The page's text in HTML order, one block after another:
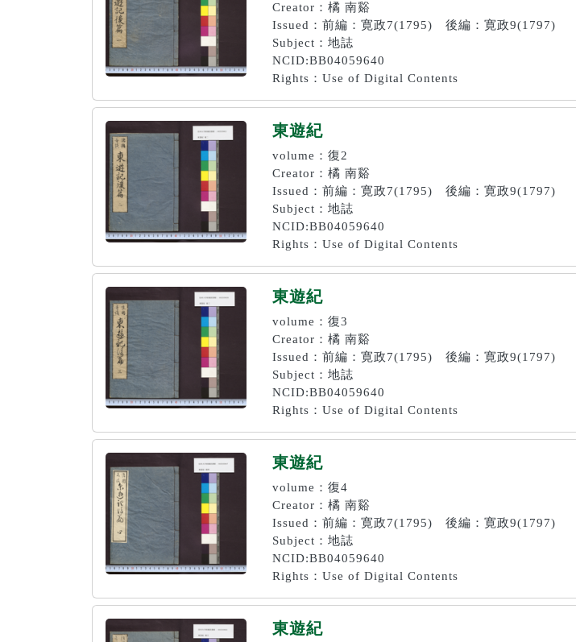
Creator：橘 南谿
Issued：前編：寛政7(1795) 後編：寛政9(1797)
Subject：地誌
NCID:BB04059640
Rights：Use of Digital Contents
東遊紀
volume：復2
Creator：橘 南谿
Issued：前編：寛政7(1795) 後編：寛政9(1797)
Subject：地誌
NCID:BB04059640
Rights：Use of Digital Contents
東遊紀
volume：復3
Creator：橘 南谿
Issued：前編：寛政7(1795) 後編：寛政9(1797)
Subject：地誌
NCID:BB04059640
Rights：Use of Digital Contents
東遊紀
volume：復4
Creator：橘 南谿
Issued：前編：寛政7(1795) 後編：寛政9(1797)
Subject：地誌
NCID:BB04059640
Rights：Use of Digital Contents
東遊紀